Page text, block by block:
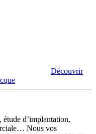
Découvrir
étude d’implantation,
Nous vos